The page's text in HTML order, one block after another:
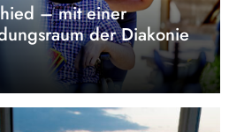
– mit einer
der Diakonie